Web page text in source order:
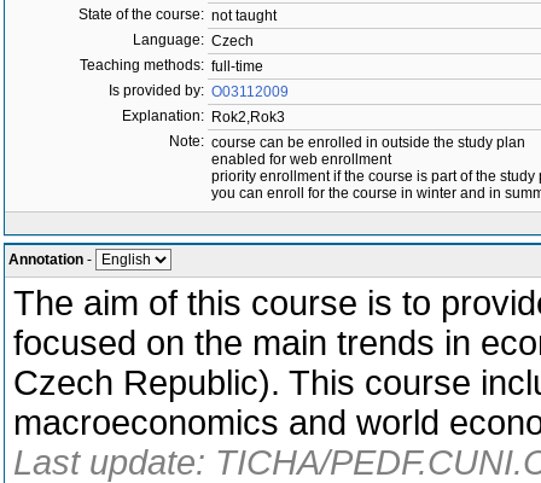
State of the course: not taught
Language: Czech
Teaching methods: full-time
Is provided by: O03112009
Explanation: Rok2,Rok3
Note: course can be enrolled in outside the study plan
enabled for web enrollment
priority enrollment if the course is part of the study
you can enroll for the course in winter and in
Annotation -
The aim of this course is to
focused on the main trends in
Czech Republic). This course
macroeconomics and world
Last update: TICHA/